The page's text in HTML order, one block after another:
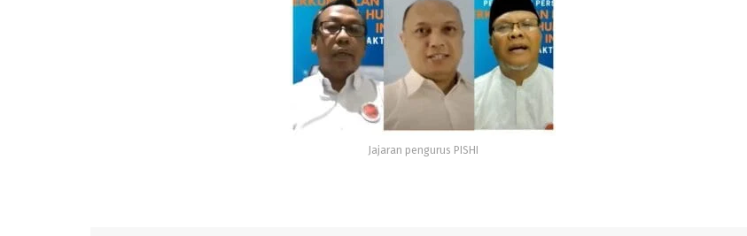
Jajaran pengurus PISHI